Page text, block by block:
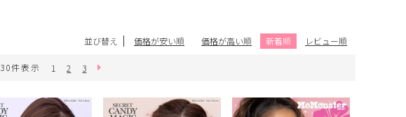
並び替え 価格が安い順 価格が高い順 新着順 レビュー順
30件表示 1 2 3